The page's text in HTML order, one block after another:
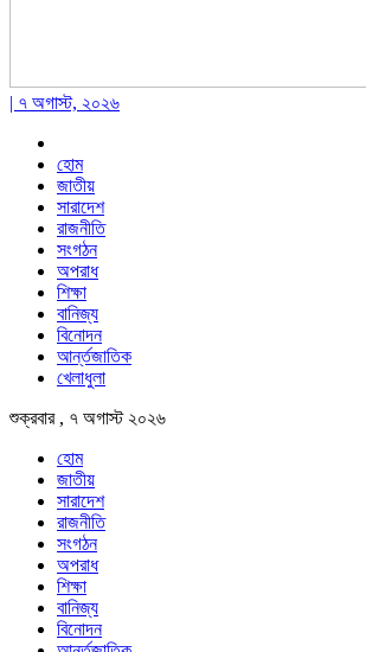
| ৭ অগাস্ট, ২০২৬
হোম
জাতীয়
সারাদেশ
রাজনীতি
সংগঠন
অপরাধ
শিক্ষা
বানিজ্য
বিনোদন
আর্ন্তজাতিক
খেলাধুলা
শুক্রবার , ৭ অগাস্ট ২০২৬
হোম
জাতীয়
সারাদেশ
রাজনীতি
সংগঠন
অপরাধ
শিক্ষা
বানিজ্য
বিনোদন